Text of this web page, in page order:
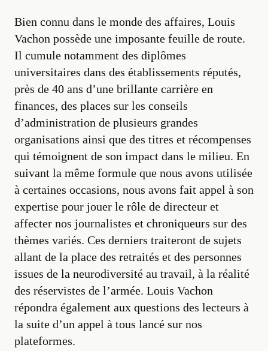
Bien connu dans le monde des affaires, Louis
Vachon possède une imposante feuille de route.
Il cumule notamment des diplômes
universitaires dans des établissements réputés,
près de 40 ans d’une brillante carrière en
finances, des places sur les conseils
d’administration de plusieurs grandes
organisations ainsi que des titres et récompenses
qui témoignent de son impact dans le milieu. En
suivant la même formule que nous avons utilisée
à certaines occasions, nous avons fait appel à son
expertise pour jouer le rôle de directeur et
affecter nos journalistes et chroniqueurs sur des
thèmes variés. Ces derniers traiteront de sujets
allant de la place des retraités et des personnes
issues de la neurodiversité au travail, à la réalité
des réservistes de l’armée. Louis Vachon
répondra également aux questions des lecteurs à
la suite d’un appel à tous lancé sur nos
plateformes.